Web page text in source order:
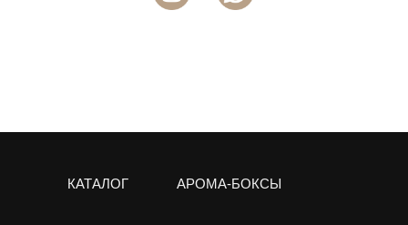
КАТАЛОГ АРОМА-БОКСЫ